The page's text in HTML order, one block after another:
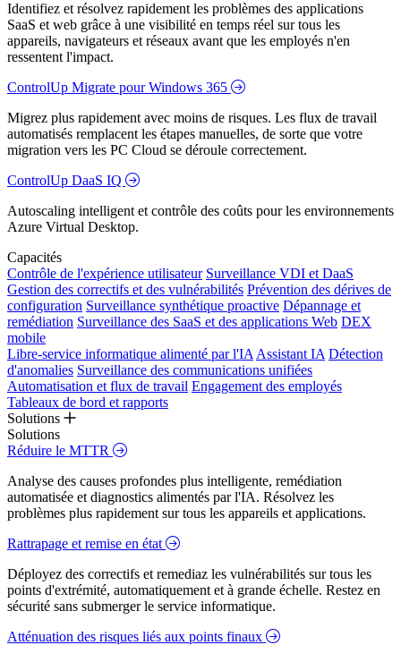
Identifiez et résolvez rapidement les problèmes des applications
SaaS et web grâce à une visibilité en temps réel sur tous les
appareils, navigateurs et réseaux avant que les employés n'en
ressentent l'impact.
ControlUp Migrate pour Windows 365
Migrez plus rapidement avec moins de risques. Les flux de travail
automatisés remplacent les étapes manuelles, de sorte que votre
migration vers les PC Cloud se déroule correctement.
ControlUp DaaS IQ
Autoscaling intelligent et contrôle des coûts pour les environnements
Azure Virtual Desktop.
Capacités
Contrôle de l'expérience utilisateur Surveillance VDI et DaaS
Gestion des correctifs et des vulnérabilités Prévention des dérives de
configuration Surveillance synthétique proactive Dépannage et
remédiation Surveillance des SaaS et des applications Web DEX
mobile
Libre-service informatique alimenté par l'IA Assistant IA Détection
d'anomalies Surveillance des communications unifiées
Automatisation et flux de travail Engagement des employés
Tableaux de bord et rapports
Solutions
Solutions
Réduire le MTTR
Analyse des causes profondes plus intelligente, remédiation
automatisée et diagnostics alimentés par l'IA. Résolvez les
problèmes plus rapidement sur tous les appareils et applications.
Rattrapage et remise en état
Déployez des correctifs et remediaz les vulnérabilités sur tous les
points d'extrémité, automatiquement et à grande échelle. Restez en
sécurité sans submerger le service informatique.
Atténuation des risques liés aux points finaux